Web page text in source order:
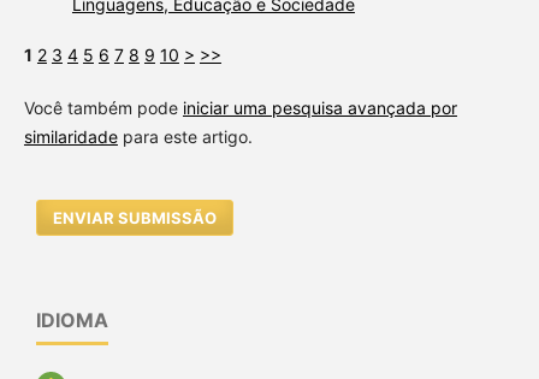
1 2 3 4 5 6 7 8 9 10 > >>
Você também pode iniciar uma pesquisa avançada por
similaridadepara este artigo.
ENVIAR SUBMISSÃO
IDIOMA